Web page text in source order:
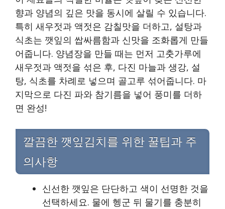
향과 양념의 깊은 맛을 동시에 살릴 수 있습니다.
특히 새우젓과 액젓은 감칠맛을 더하고, 설탕과
식초는 깻잎의 쌉싸름함과 신맛을 조화롭게 만들
어줍니다. 양념장을 만들 때는 먼저 고춧가루에
새우젓과 액젓을 섞은 후, 다진 마늘과 생강, 설
탕, 식초를 차례로 넣으며 골고루 섞어줍니다. 마
지막으로 다진 파와 참기름을 넣어 풍미를 더하
면 완성!
깔끔한 깻잎김치를 위한 꿀팁과 주
의사항
신선한 깻잎은 단단하고 색이 선명한 것을
선택하세요. 물에 헹군 뒤 물기를 충분히